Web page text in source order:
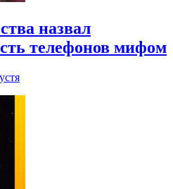
назвал
телефонов мифом